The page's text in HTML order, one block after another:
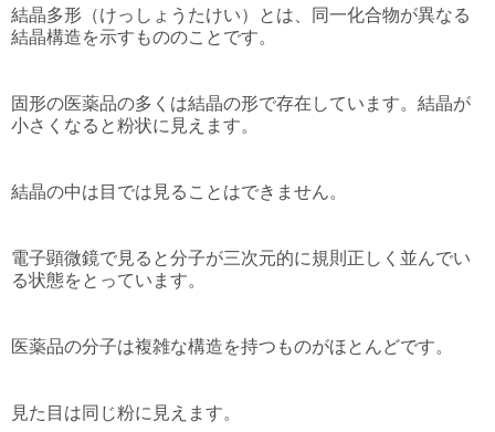
結晶多形（けっしょうたけい）とは、同一化合物が異なる
結晶構造を示すもののことです。
固形の医薬品の多くは結晶の形で存在しています。結晶が
小さくなると粉状に見えます。
結晶の中は目では見ることはできません。
電子顕微鏡で見ると分子が三次元的に規則正しく並んでい
る状態をとっています。
医薬品の分子は複雑な構造を持つものがほとんどです。
見た目は同じ粉に見えます。